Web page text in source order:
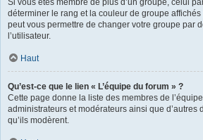
Si vous êtes membre de plus d’un groupe, celui
déterminer le rang et la couleur de groupe affichés
peut vous permettre de changer votre groupe par
l’utilisateur.
Haut
Qu’est-ce que le lien « L’équipe du forum » ?
Cette page donne la liste des membres de
administrateurs et modérateurs ainsi que d’autres
qu’ils modèrent.